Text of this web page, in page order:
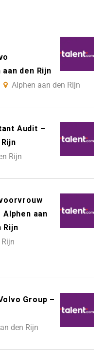
den Rijn
Alphen aan den Rijn
Audit –
Rijn
aan
Rijn
Group –
den Rijn